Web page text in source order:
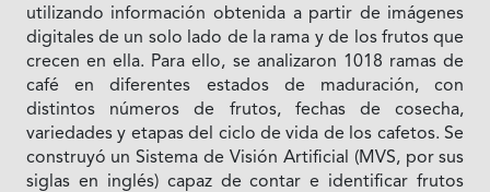
utilizando información obtenida a partir de imágenes
digitales de un solo lado de la rama y de los frutos que
crecen en ella. Para ello, se analizaron 1018 ramas de
café en diferentes estados de maduración, con
distintos números de frutos, fechas de cosecha,
variedades y etapas del ciclo de vida de los cafetos. Se
construyó un Sistema de Visión Artificial (MVS, por sus
siglas en inglés) capaz de contar e identificar frutos